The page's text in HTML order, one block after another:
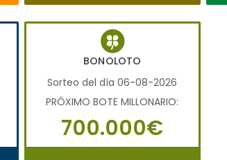
BONOLOTO
Sorteo del día 06-08-2026
PRÓXIMO BOTE MILLONARIO:
700.000€